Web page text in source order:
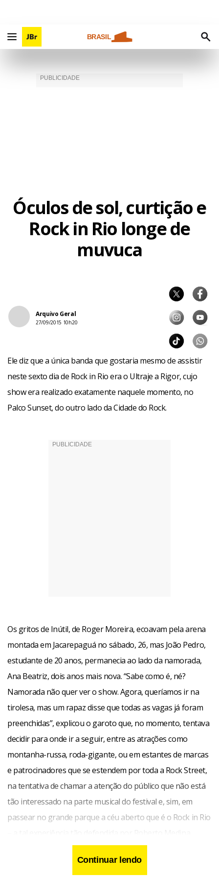
BRASIL
Óculos de sol, curtição e
Rock in Rio longe de
muvuca
Arquivo Geral
27/09/2015 10h20
Ele diz que a única banda que gostaria mesmo de assistir
neste sexto dia de Rock in Rio era o Ultraje a Rigor, cujo
show era realizado exatamente naquele momento, no
Palco Sunset, do outro lado da Cidade do Rock.
Os gritos de Inútil, de Roger Moreira, ecoavam pela arena
montada em Jacarepaguá no sábado, 26, mas João Pedro,
estudante de 20 anos, permanecia ao lado da namorada,
Ana Beatriz, dois anos mais nova. “Sabe como é, né?
Namorada não quer ver o show. Agora, queríamos ir na
tirolesa, mas um rapaz disse que todas as vagas já foram
preenchidas”, explicou o garoto que, no momento, tentava
decidir para onde ir a seguir, entre as atrações como
montanha-russa, roda-gigante, ou em estantes de marcas
e patrocinadores que se estendem por toda a Rock Street,
na tentativa de chamar a atenção do público que não está
tão interessado na parte musical do festival e, sim, em
passear no grande parque a céu aberto que é o Rock in Rio
presidente e criador do evento.
Continuar lendo